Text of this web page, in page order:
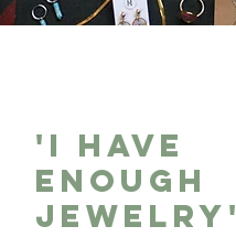
'I have
enough
Jewelry'